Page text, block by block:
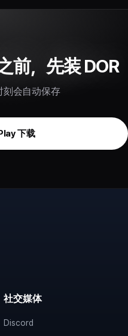
前，先装 DOR
刻会自动保存
下载
社交媒体
Discord